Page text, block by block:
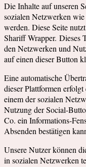
Die Inhalte auf unseren
sozialen Netzwerken
werden. Diese Seite
Shariff Wrapper. Dieses
den Netzwerken und
auf einen dieser Button
Eine automatische
dieser Plattformen
einem der sozialen
Nutzung der Social-
Co. ein Informations-
Absenden bestätigen
Unsere Nutzer können
in sozialen Netzwerken